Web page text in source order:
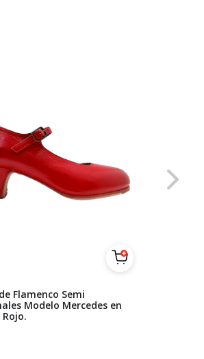
Flamenco Semi
Modelo Mercedes en
Rojo.